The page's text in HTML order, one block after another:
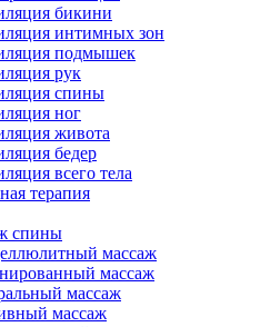
бикини
интимных зон
подмышек
рук
спины
ног
живота
бедер
всего тела
терапия
спины
массаж
массаж
массаж
массаж